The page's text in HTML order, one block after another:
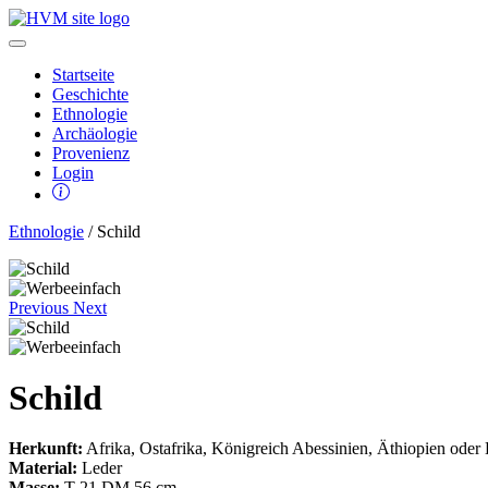
Startseite
Geschichte
Ethnologie
Archäologie
Provenienz
Login
Ethnologie / Schild
Previous Next
Schild
Herkunft: Afrika, Ostafrika, Königreich Abessinien, Äthiopien oder
Material: Leder